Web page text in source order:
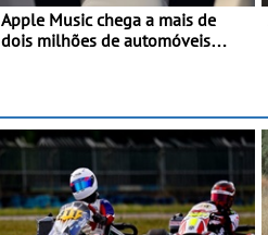
Apple Music chega a mais de
dois milhões de automóveis